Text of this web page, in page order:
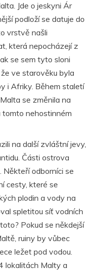
Jde o jeskyni Ár
podloží se datuje do
vrstvě našli
která nepocházejí z
se sem tyto sloni
ve starověku byla
i Afriky. Během staletí
se změnila na
nehostinném
na další zvláštní jevy,
Části ostrova
odborníci se
cesty, které se
plodin a vody na
spletitou síť vodních
Pokud se někdejší
ruiny by vůbec
ležet pod vodou.
lokalitách Malty a